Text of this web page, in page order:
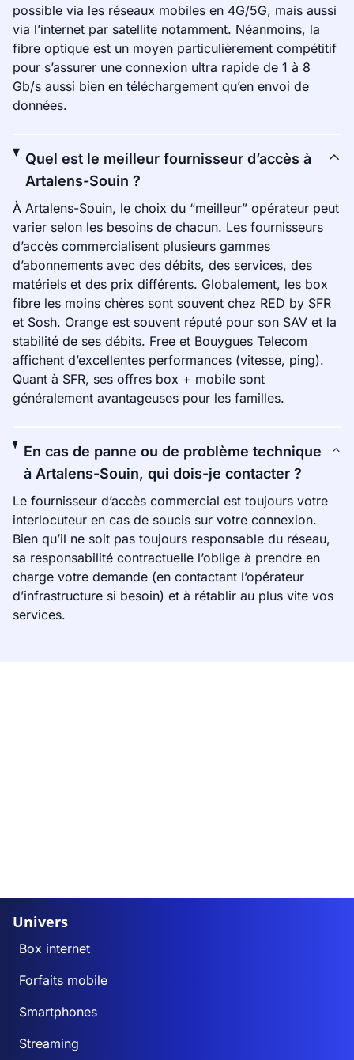
possible via les réseaux mobiles en 4G/5G, mais aussi
via l’internet par satellite notamment. Néanmoins, la
fibre optique est un moyen particulièrement compétitif
pour s’assurer une connexion ultra rapide de 1 à 8
Gb/s aussi bien en téléchargement qu’en envoi de
données.
Quel est le meilleur fournisseur d’accès à
Artalens-Souin ?
À Artalens-Souin, le choix du “meilleur” opérateur peut
varier selon les besoins de chacun. Les fournisseurs
d’accès commercialisent plusieurs gammes
d’abonnements avec des débits, des services, des
matériels et des prix différents. Globalement, les box
fibre les moins chères sont souvent chez RED by SFR
et Sosh. Orange est souvent réputé pour son SAV et la
stabilité de ses débits. Free et Bouygues Telecom
affichent d’excellentes performances (vitesse, ping).
Quant à SFR, ses offres box + mobile sont
généralement avantageuses pour les familles.
En cas de panne ou de problème technique
à Artalens-Souin, qui dois-je contacter ?
Le fournisseur d’accès commercial est toujours votre
interlocuteur en cas de soucis sur votre connexion.
Bien qu’il ne soit pas toujours responsable du réseau,
sa responsabilité contractuelle l’oblige à prendre en
charge votre demande (en contactant l’opérateur
d’infrastructure si besoin) et à rétablir au plus vite vos
services.
Univers
Box internet
Forfaits mobile
Smartphones
Streaming